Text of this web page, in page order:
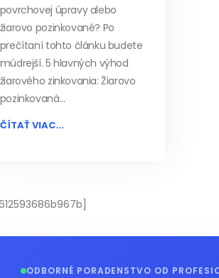
povrchovej úpravy alebo
žiarovo pozinkované? Po
prečítaní tohto článku budete
múdrejší. 5 hlavných výhod
žiarového zinkovania: Žiarovo
pozinkovaná...
ČÍTAŤ VIAC...
ODBORNÉ PORADENSTVO OD